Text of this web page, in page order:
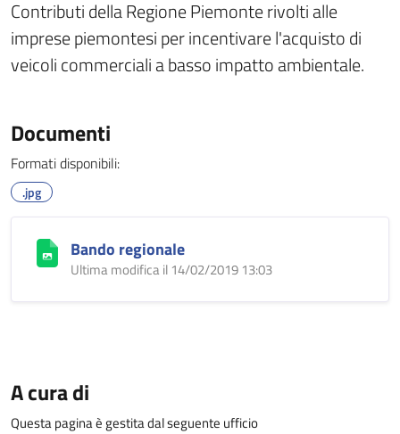
Contributi della Regione Piemonte rivolti alle
imprese piemontesi per incentivare l'acquisto di
veicoli commerciali a basso impatto ambientale.
Documenti
Formati disponibili:
.jpg
Bando regionale
Ultima modifica il 14/02/2019 13:03
A cura di
Questa pagina è gestita dal seguente ufficio